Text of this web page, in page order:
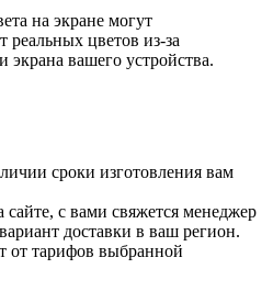
на экране могут
реальных цветов из-за
экрана вашего устройства.
сроки изготовления вам
сайте, с вами свяжется менеджер
доставки в ваш регион.
от тарифов выбранной